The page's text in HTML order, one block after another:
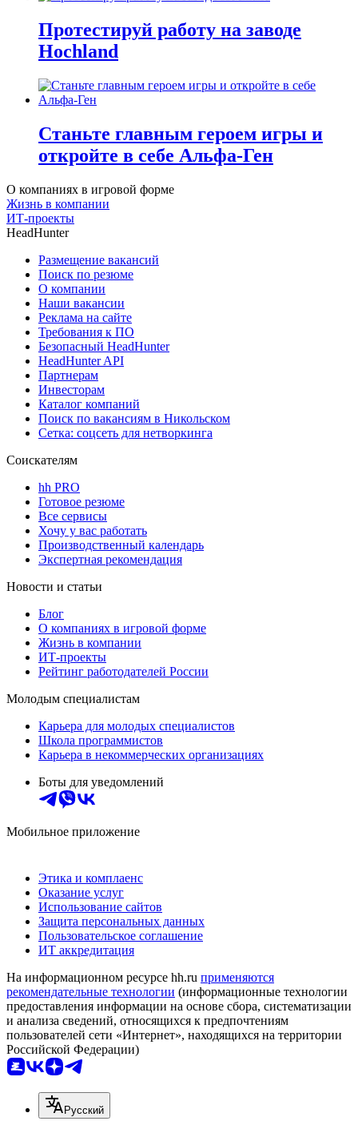
Протестируй работу на заводе
Hochland
Станьте главным героем игры и
откройте в себе Альфа-Ген
О компаниях в игровой форме
Жизнь в компании
ИТ-проекты
HeadHunter
Размещение вакансий
Поиск по резюме
О компании
Наши вакансии
Реклама на сайте
Требования к ПО
Безопасный HeadHunter
HeadHunter API
Партнерам
Инвесторам
Каталог компаний
Поиск по вакансиям в Никольском
Сетка: соцсеть для нетворкинга
Соискателям
hh PRO
Готовое резюме
Все сервисы
Хочу у вас работать
Производственный календарь
Экспертная рекомендация
Новости и статьи
Блог
О компаниях в игровой форме
Жизнь в компании
ИТ-проекты
Рейтинг работодателей России
Молодым специалистам
Карьера для молодых специалистов
Школа программистов
Карьера в некоммерческих организациях
Боты для уведомлений
Мобильное приложение
Этика и комплаенс
Оказание услуг
Использование сайтов
Защита персональных данных
Пользовательское соглашение
ИТ аккредитация
На информационном ресурсе hh.ru применяются
рекомендательные технологии (информационные технологии
предоставления информации на основе сбора, систематизации
и анализа сведений, относящихся к предпочтениям
пользователей сети «Интернет», находящихся на территории
Российской Федерации)
Русский